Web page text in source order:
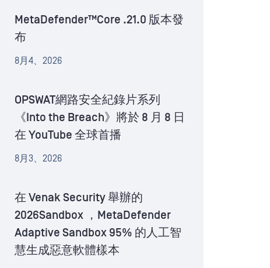
MetaDefender™Core .21.0 版本發
布
8月4、2026
OPSWAT網路安全紀錄片系列
《Into the Breach》將於 8 月 8 日
在 YouTube 全球首播
8月3、2026
在 Venak Security 舉辦的
2026Sandbox ，MetaDefender
Adaptive Sandbox 95% 的人工智
慧生成惡意軟體樣本